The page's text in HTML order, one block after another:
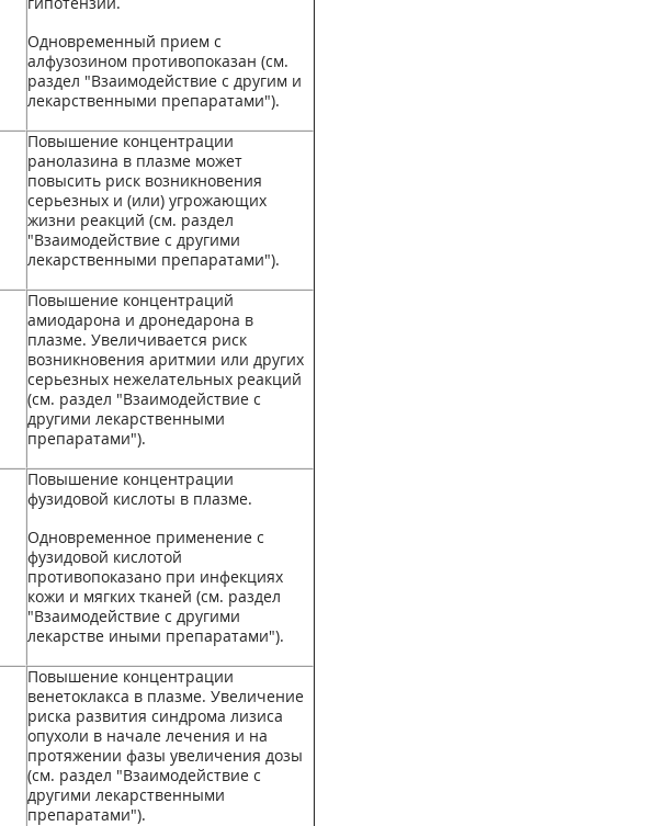
Одновременный прием с
алфузозином противопоказан (см.
раздел "Взаимодействие с другим и
лекарственными препаратами").
Повышение концентрации
ранолазина в плазме может
повысить риск возникновения
серьезных и (или) угрожающих
жизни реакций (см. раздел
"Взаимодействие с другими
лекарственными препаратами").
Повышение концентраций
амиодарона и дронедарона в
плазме. Увеличивается риск
возникновения аритмии или других
серьезных нежелательных реакций
(см. раздел "Взаимодействие с
другими лекарственными
препаратами").
Повышение концентрации
фузидовой кислоты в плазме.
Одновременное применение с
фузидовой кислотой
противопоказано при инфекциях
кожи и мягких тканей (см. раздел
"Взаимодействие с другими
лекарстве иными препаратами").
Повышение концентрации
венетоклакса в плазме. Увеличение
риска развития синдрома лизиса
опухоли в начале лечения и на
протяжении фазы увеличения дозы
(см. раздел "Взаимодействие с
другими лекарственными
препаратами").